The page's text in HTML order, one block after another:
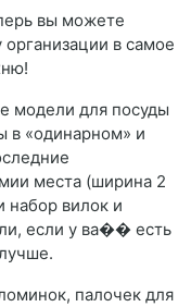
вы можете
в самое
модели для посуды
в «одинарном» и
места (ширина 2
набор вилок и
если у ва�� есть
палочек для